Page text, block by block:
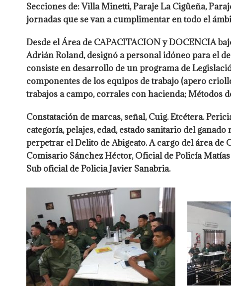
Secciones de: Villa Minetti, Paraje La Cigüeña,
jornadas que se van a cumplimentar en todo el
Desde el Área de CAPACITACION y DOCENCIA
Adrián Roland, designó a personal idóneo para el
consiste en desarrollo de un programa de
componentes de los equipos de trabajo (apero
trabajos a campo, corrales con hacienda; Métodos
Constatación de marcas, señal, Cuig. Etcétera.
categoría, pelajes, edad, estado sanitario del
perpetrar el Delito de Abigeato. A cargo del área de
Comisario Sánchez Héctor, Oficial de Policía
Sub oficial de Policia Javier Sanabria.